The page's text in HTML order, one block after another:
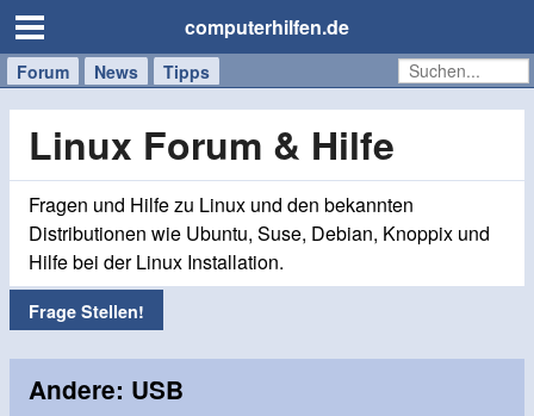
computerhilfen.de
Forum News Tipps
Handy
Windows
Mac
Linux Forum & Hilfe
Fragen und Hilfe zu Linux und den bekannten
Distributionen wie Ubuntu, Suse, Debian, Knoppix und
Hilfe bei der Linux Installation.
Frage Stellen!
Andere: USB